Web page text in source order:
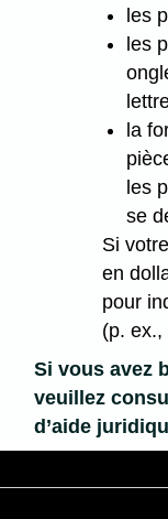
les
les
la
les
se
Si
en
pour
(p. ex.,
Si vous avez
veuillez
d’aide